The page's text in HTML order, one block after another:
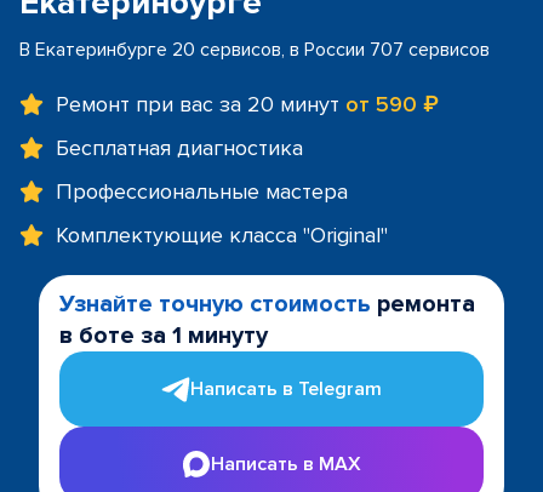
В Екатеринбурге 20 сервисов, в России 707 сервисов
Ремонт при вас за 20 минут от 590 ₽
Бесплатная диагностика
Профессиональные мастера
Комплектующие класса "Original"
Узнайте точную стоимость ремонта
в боте за 1 минуту
Написать в Telegram
Написать в MAX